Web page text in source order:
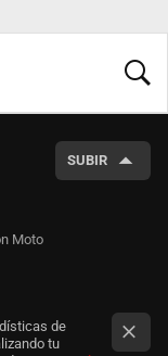
SUBIR
Moto
de
tu